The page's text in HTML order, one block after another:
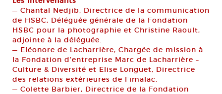
— Chantal Nedjib, Directrice de la communication
de HSBC, Déléguée générale de la Fondation
HSBC pour la photographie et Christine Raoult,
adjointe à la déléguée.
— Eléonore de Lacharrière, Chargée de mission à
la Fondation d’entreprise Marc de Lacharrière –
Culture & Diversité et Elise Longuet, Directrice
des relations extérieures de Fimalac.
— Colette Barbier, Directrice de la Fondation